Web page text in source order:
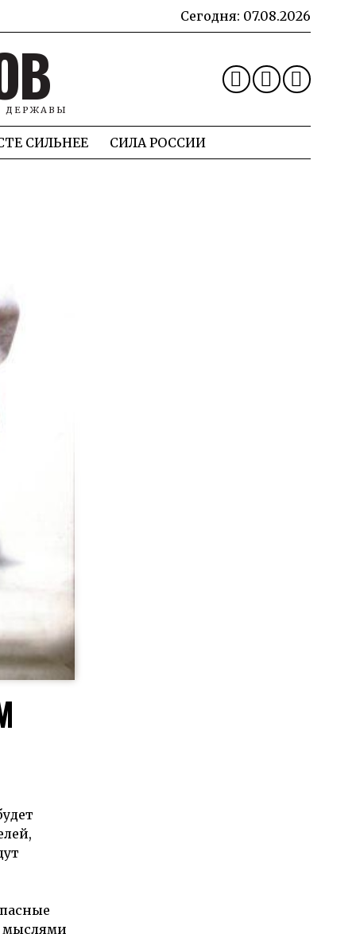
Сегодня: 07.08.2026
ДЕРЖАВЫ
СИЛЬНЕЕ СИЛА РОССИИ
мыслями